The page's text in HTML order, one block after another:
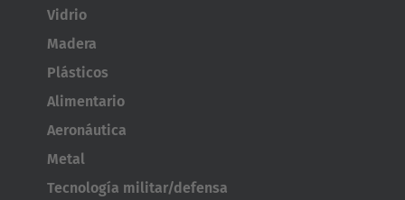
Vidrio
Madera
Plásticos
Alimentario
Aeronáutica
Metal
Tecnología militar/defensa